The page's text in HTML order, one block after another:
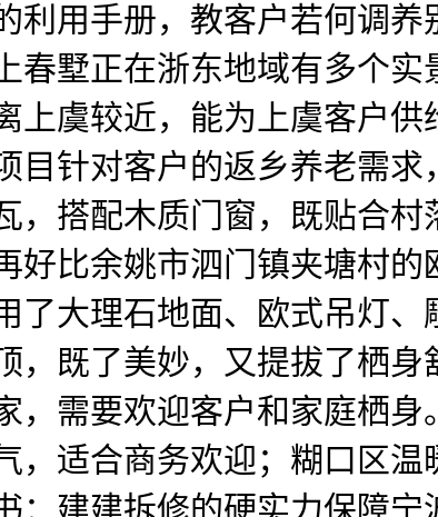
利用手册，教客户若何调
春墅正在浙东地域有多个实
上虞较近，能为上虞客户
目针对客户的返乡养老需
，搭配木质门窗，既贴合
好比余姚市泗门镇夹塘村
了大理石地面、欧式吊灯
，既了美妙，又提拔了栖
，需要欢迎客户和家庭栖
，适合商务欢迎；糊口区
：建建拆修的硬实力保障